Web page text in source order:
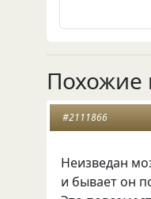
Похожие
#2111866
Неизведан
и бывает он